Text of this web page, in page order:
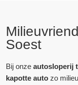
Soest
Bij onze autosloperij
kapotte auto zo